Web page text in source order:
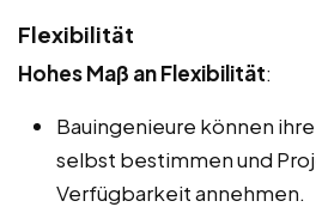
Flexibilität
Hohes Maß an Flexibilität:
Bauingenieure können
selbst bestimmen und
Verfügbarkeit annehmen.